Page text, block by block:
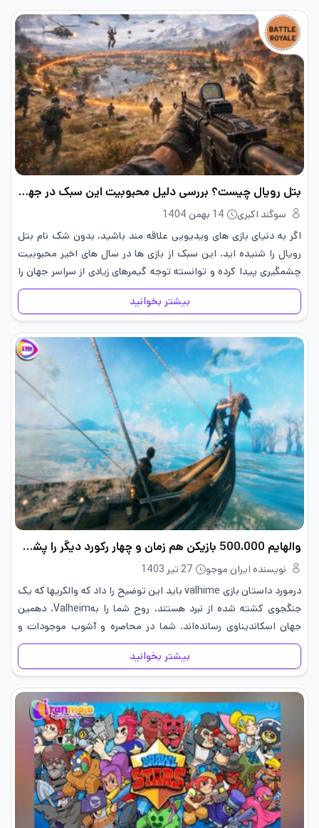
بتل رویال چیست؟ بررسی دلیل محبوبیت این سبک در جهان
سوگند اکبری
14 بهمن 1404
اگر به دنیای بازی های ویدیویی علاقه‌ مند باشید، بدون شک نام بتل
رویال را شنیده اید. این سبک از بازی ها در سال های اخیر محبوبیت
چشمگیری پیدا کرده و توانسته توجه گیمرهای زیادی از سراسر جهان را
به…
بیشتر بخوانید
والهایم 500،000 بازیکن هم‌ زمان و چهار رکورد دیگر را پشت سر می‌گذارد!
نویسنده ایران موجو
27 تیر 1403
درمورد داستان بازی valhime باید این توضیح را داد که والکری­ها که یک
جنگجوی کشته شده از نبرد هستند، روح شما را بهValheim، دهمین
جهان اسکاندیناوی رسانده‌اند. شما در محاصره و آشوب موجودات و
دشمنان باستانی خدایان و جدیدترین متولی…
بیشتر بخوانید